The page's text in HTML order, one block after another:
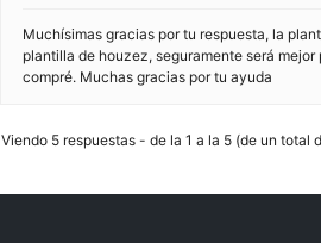
Muchísimas gracias por tu respuesta, la
plantilla de houzez, seguramente será
compré. Muchas gracias por tu ayuda
Viendo 5 respuestas - de la 1 a la 5 (de un total